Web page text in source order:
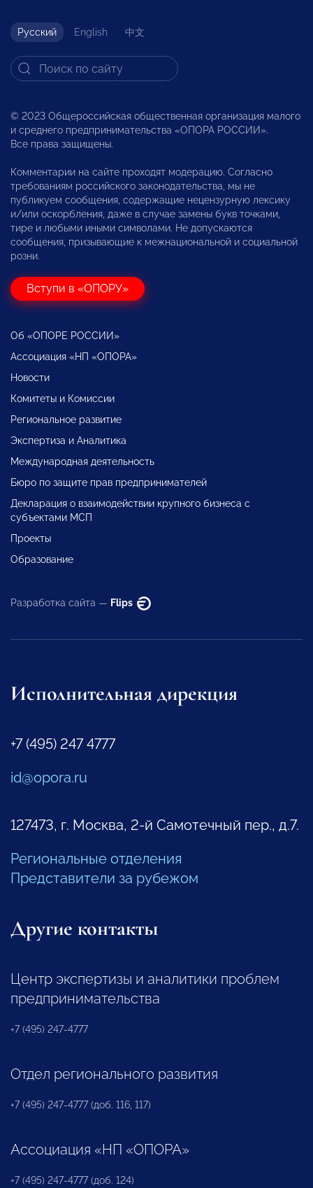
Русский English 中文
© 2023 Общероссийская общественная организация малого
и среднего предпринимательства «ОПОРА РОССИИ».
Все права защищены.
Комментарии на сайте проходят модерацию. Согласно
требованиям российского законодательства, мы не
публикуем сообщения, содержащие нецензурную лексику
и/или оскорбления, даже в случае замены букв точками,
тире и любыми иными символами. Не допускаются
сообщения, призывающие к межнациональной и социальной
розни.
Вступи в «ОПОРУ»
Об «ОПОРЕ РОССИИ»
Ассоциация «НП «ОПОРА»
Новости
Комитеты и Комиссии
Региональное развитие
Экспертиза и Аналитика
Международная деятельность
Бюро по защите прав предпринимателей
Декларация о взаимодействии крупного бизнеса с
субъектами МСП
Проекты
Образование
Разработка сайта — Flips
Исполнительная дирекция
+7 (495) 247 4777
id@opora.ru
127473, г. Москва, 2-й Самотечный пер., д.7.
Региональные отделения
Представители за рубежом
Другие контакты
Центр экспертизы и аналитики проблем
предпринимательства
+7 (495) 247-4777
Отдел регионального развития
+7 (495) 247-4777 (доб. 116, 117)
Ассоциация «НП «ОПОРА»
+7 (495) 247-4777 (доб. 124)